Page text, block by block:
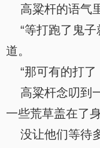
高粱杆的语气
“等打跑了鬼子
道。
“那可有的打了
高粱杆念叨到
一些荒草盖在了身
没让他们等待